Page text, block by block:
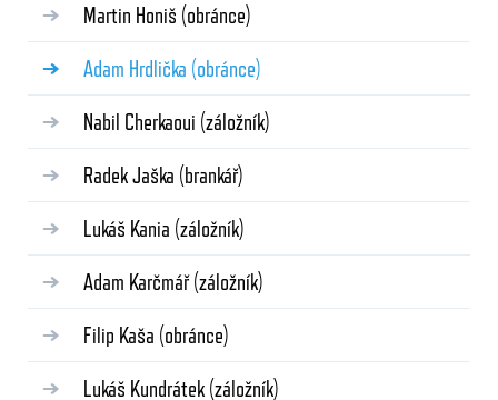
Martin Honiš (obránce)
Adam Hrdlička (obránce)
Nabil Cherkaoui (záložník)
Radek Jaška (brankář)
Lukáš Kania (záložník)
Adam Karčmář(záložník)
Filip Kaša (obránce)
Lukáš Kundrátek (záložník)